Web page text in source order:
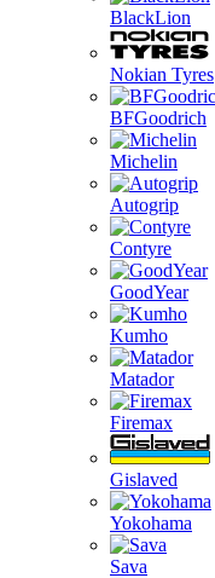
BlackLion
Nokian Tyres
BFGoodrich
Michelin
Autogrip
Contyre
GoodYear
Kumho
Matador
Firemax
Gislaved
Yokohama
Sava